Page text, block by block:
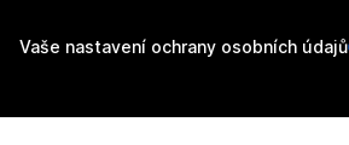
Vaše nastavení ochrany osobních údajů